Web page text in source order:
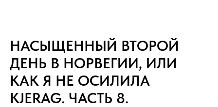
НАСЫЩЕННЫЙ ВТОРОЙ
ДЕНЬ В НОРВЕГИИ, ИЛИ
КАК Я НЕ ОСИЛИЛА
KJERAG. ЧАСТЬ 8.